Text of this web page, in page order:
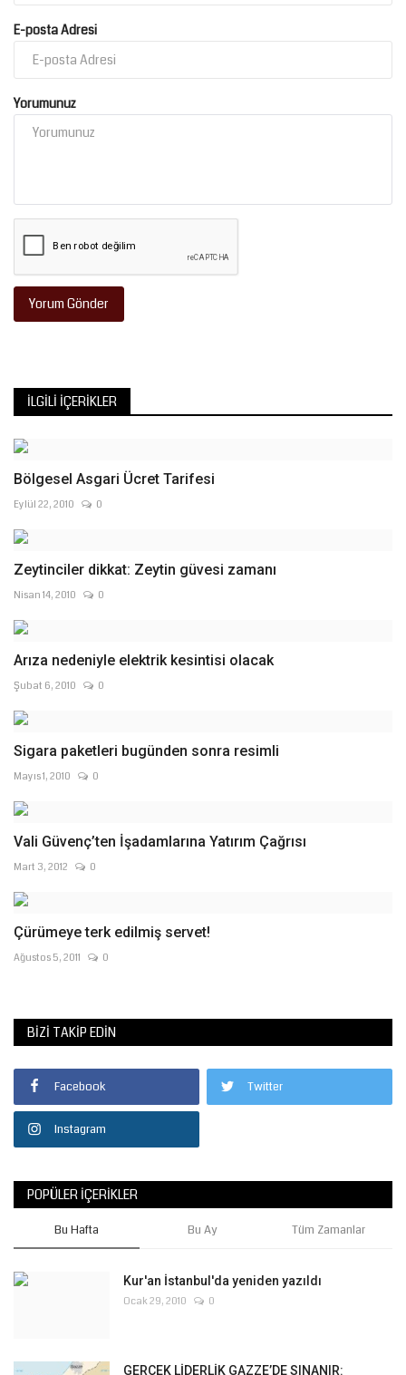
E-posta Adresi
Yorumunuz
Yorum Gönder
İLGILI İÇERIKLER
Bölgesel Asgari Ücret Tarifesi
Eylül 22, 2010 0
Zeytinciler dikkat: Zeytin güvesi zamanı
Nisan 14, 2010 0
Arıza nedeniyle elektrik kesintisi olacak
Şubat 6, 2010 0
Sigara paketleri bugünden sonra resimli
Mayıs 1, 2010 0
Vali Güvenç’ten İşadamlarına Yatırım Çağrısı
Mart 3, 2012 0
Çürümeye terk edilmiş servet!
Ağustos 5, 2011 0
BIZI TAKIP EDIN
Facebook Twitter
Instagram
POPÜLER İÇERIKLER
Bu Hafta Bu Ay Tüm Zamanlar
Kur'an İstanbul'da yeniden yazıldı
Ocak 29, 2010 0
GERÇEK LİDERLİK GAZZE’DE SINANIR: